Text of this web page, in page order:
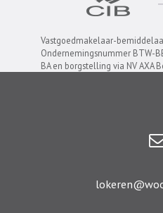
Vastgoedmakelaar-
Ondernemingsnummer BTW-
BA en borgstelling via NV AXA